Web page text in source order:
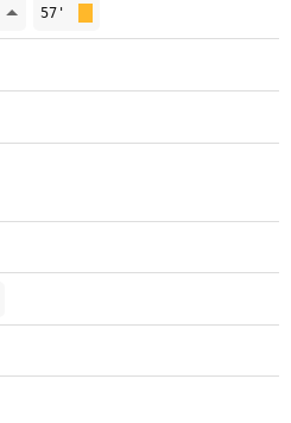
57'